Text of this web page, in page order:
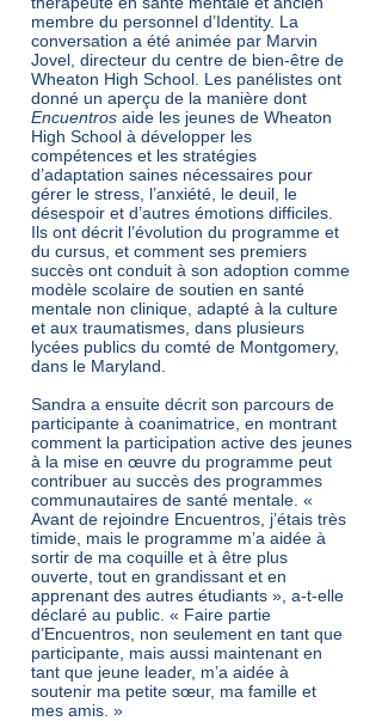
membre du personnel d’Identity. La
conversation a été animée par Marvin
Jovel, directeur du centre de bien-être de
Wheaton High School. Les panélistes ont
donné un aperçu de la manière dont
Encuentros aide les jeunes de Wheaton
High School à développer les
compétences et les stratégies
d’adaptation saines nécessaires pour
gérer le stress, l’anxiété, le deuil, le
désespoir et d’autres émotions difficiles.
Ils ont décrit l’évolution du programme et
du cursus, et comment ses premiers
succès ont conduit à son adoption comme
modèle scolaire de soutien en santé
mentale non clinique, adapté à la culture
et aux traumatismes, dans plusieurs
lycées publics du comté de Montgomery,
dans le Maryland.
Sandra a ensuite décrit son parcours de
participante à coanimatrice, en montrant
comment la participation active des jeunes
à la mise en œuvre du programme peut
contribuer au succès des programmes
communautaires de santé mentale. «
Avant de rejoindre Encuentros, j’étais très
timide, mais le programme m’a aidée à
sortir de ma coquille et à être plus
ouverte, tout en grandissant et en
apprenant des autres étudiants », a-t-elle
déclaré au public. « Faire partie
d’Encuentros, non seulement en tant que
participante, mais aussi maintenant en
tant que jeune leader, m’a aidée à
soutenir ma petite sœur, ma famille et
mes amis. »